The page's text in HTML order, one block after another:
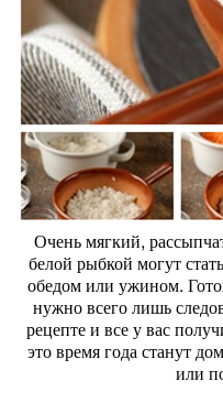
Очень мягкий,
белой рыбкой могут
обедом или ужином.
нужно всего лишь
рецепте и все у вас
это время года станут
или